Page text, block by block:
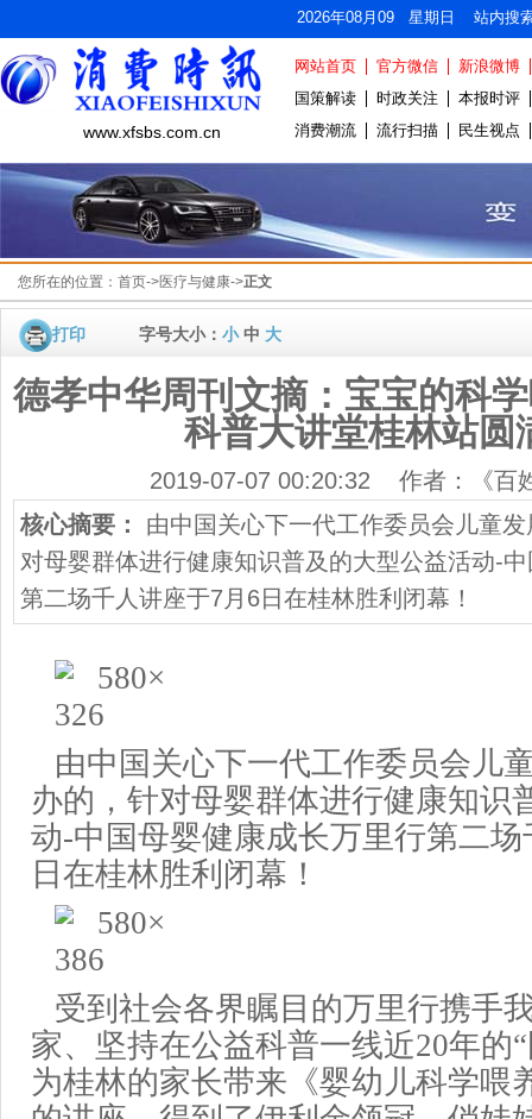
2026年08月09 星期日 站内搜
www.xfsbs.com.cn
网站首页 官方微信
新浪微博
国策解读
时政关注
本报时评
消费潮流
流行扫描 民生视点
您所在的位置： 首页->医疗与健康->正文
打印 字号大小： 小中 大
德孝中华周刊文摘：宝宝的科
科普大讲堂桂林站圆
2019-07-07 00:20:32 作者：《百
核心摘要：
由中国关心下一代工作委员会儿童
对母婴群体进行健康知识普及的大型公益活动-
第二场千人讲座于7月6日在桂林胜利闭幕！
由中国关心下一代工作委员会儿
办的， 针对母婴群体进行健康知识
动-中国母婴健康成长万里行第二场
日 在桂林胜利 闭幕！
受到社会各界瞩目的万里行携手
家、坚持在公益科普一线近20年的“
为桂林的家长带来 《婴幼儿科学喂